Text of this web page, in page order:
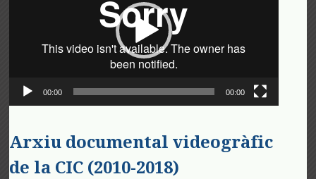
00:00 00:00
Arxiu documental videogràfic
de la CIC (2010-2018)